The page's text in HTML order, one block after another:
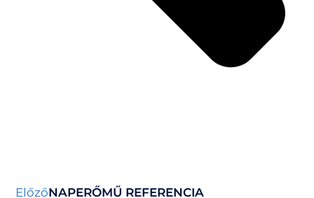
ElőzőNAPERŐMŰ REFERENCIA